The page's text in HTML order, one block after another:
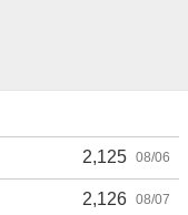
2,125 08/06
2,126 08/07